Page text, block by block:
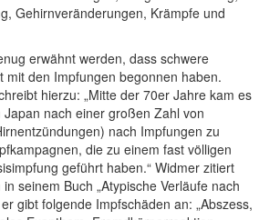
Gehirnveränderungen, Krämpfe und
erwähnt werden, dass schwere
mit den Impfungen begonnen haben.
hierzu: „Mitte der 70er Jahre kam es
nach einer großen Zahl von
nach Impfungen zu
die zu einem fast völligen
geführt haben.“ Widmer zitiert
seinem Buch „Atypische Verläufe nach
gibt folgende Impfschäden an: „Abszess,